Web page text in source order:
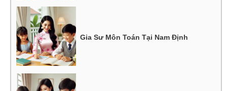
Gia Sư Môn Toán Tại Nam Định